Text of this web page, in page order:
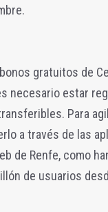
gratuitos de
necesario estar
Para
a través de las
de Renfe, como
de usuarios